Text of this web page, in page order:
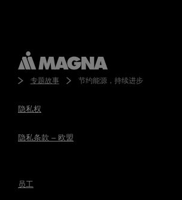
专题故事 节约能源，持续进步
隐私权
隐私条款 – 欧盟
员工